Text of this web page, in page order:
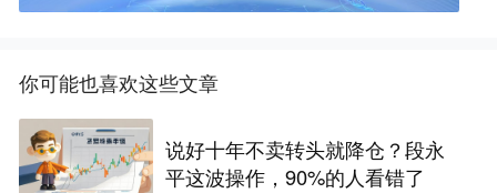
你可能也喜欢这些文章
说好十年不卖转头就降仓？段永
平这波操作，90%的人看错了